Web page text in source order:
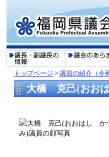
トップページ >議員の紹介（令
大橋 克己(おお